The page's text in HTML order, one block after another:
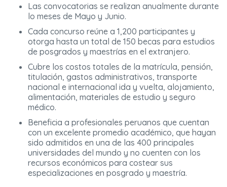
Las convocatorias se realizan anualmente durante
lo meses de Mayo y Junio.
Cada concurso reúne a 1,200 participantes y
otorga hasta un total de 150 becas para estudios
de posgrados y maestrías en el extranjero.
Cubre los costos totales de la matrícula, pensión,
titulación, gastos administrativos, transporte
nacional e internacional ida y vuelta, alojamiento,
alimentación, materiales de estudio y seguro
médico.
Beneficia a profesionales peruanos que cuentan
con un excelente promedio académico, que hayan
sido admitidos en una de las 400 principales
universidades del mundo y no cuenten con los
recursos económicos para costear sus
especializaciones en posgrado y maestría.